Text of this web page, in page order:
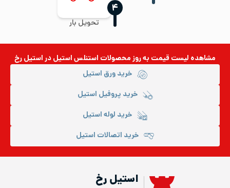
تحویل بار
‍۴
مشاهده لیست قیمت به روزمحصولات استنلس استیلدر استیل رخ
خرید ورق استیل
خرید پروفیل استیل
خرید لوله استیل
خرید اتصالات استیل
استیل رخ